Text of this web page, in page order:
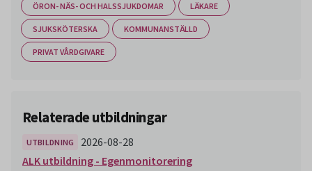
ÖRON- NÄS- OCH HALSSJUKDOMAR LÄKARE
SJUKSKÖTERSKA KOMMUNANSTÄLLD
PRIVAT VÅRDGIVARE
Relaterade utbildningar
UTBILDNING
2026-08-28
ALK utbildning - Egenmonitorering